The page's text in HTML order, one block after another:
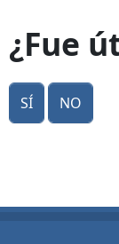
¿Fue
Sí No